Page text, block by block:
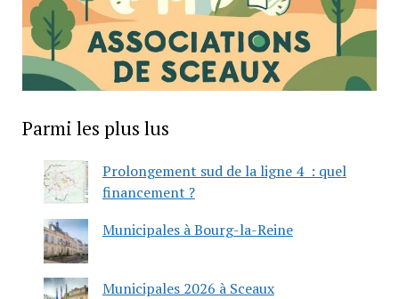
Parmi les plus lus
Prolongement sud de la ligne 4 : quel
financement ?
Municipales à Bourg-la-Reine
Municipales 2026 à Sceaux